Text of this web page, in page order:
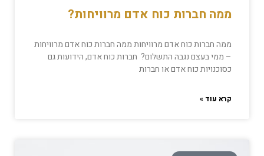
ממה חברות כוח אדם מרוויחות?
ממה חברות כוח אדם מרוויחות ממה חברות כוח אדם מרוויחות
– ממי בעצם נגבה התשלום? חברות כוח אדם, הידועות גם
כסוכנויות כוח אדם או חברות
קרא עוד »